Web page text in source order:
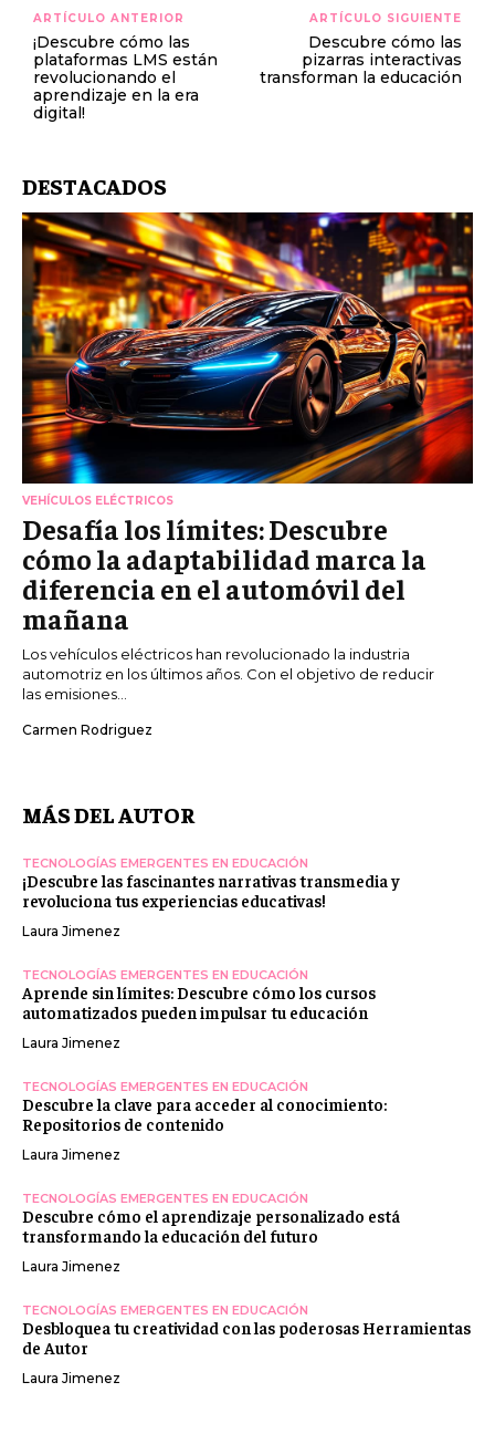
ARTÍCULO ANTERIOR
¡Descubre cómo las
plataformas LMS están
revolucionando el
aprendizaje en la era
digital!
ARTÍCULO SIGUIENTE
Descubre cómo las
pizarras interactivas
transforman la educación
DESTACADOS
VEHÍCULOS ELÉCTRICOS
Desafía los límites: Descubre
cómo la adaptabilidad marca la
diferencia en el automóvil del
mañana
Los vehículos eléctricos han revolucionado la industria
automotriz en los últimos años. Con el objetivo de reducir
las emisiones...
Carmen Rodriguez
MÁS DEL AUTOR
TECNOLOGÍAS EMERGENTES EN EDUCACIÓN
¡Descubre las fascinantes narrativas transmedia y
revoluciona tus experiencias educativas!
Laura Jimenez
TECNOLOGÍAS EMERGENTES EN EDUCACIÓN
Aprende sin límites: Descubre cómo los cursos
automatizados pueden impulsar tu educación
Laura Jimenez
TECNOLOGÍAS EMERGENTES EN EDUCACIÓN
Descubre la clave para acceder al conocimiento:
Repositorios de contenido
Laura Jimenez
TECNOLOGÍAS EMERGENTES EN EDUCACIÓN
Descubre cómo el aprendizaje personalizado está
transformando la educación del futuro
Laura Jimenez
TECNOLOGÍAS EMERGENTES EN EDUCACIÓN
Desbloquea tu creatividad con las poderosas Herramientas
de Autor
Laura Jimenez